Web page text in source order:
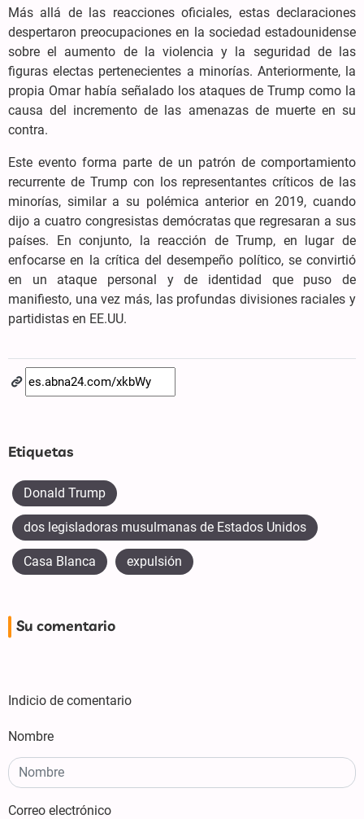
Más allá de las reacciones oficiales, estas declaraciones
despertaron preocupaciones en la sociedad estadounidense
sobre el aumento de la violencia y la seguridad de las
figuras electas pertenecientes a minorías. Anteriormente, la
propia Omar había señalado los ataques de Trump como la
causa del incremento de las amenazas de muerte en su
contra.
Este evento forma parte de un patrón de comportamiento
recurrente de Trump con los representantes críticos de las
minorías, similar a su polémica anterior en 2019, cuando
dijo a cuatro congresistas demócratas que regresaran a sus
países. En conjunto, la reacción de Trump, en lugar de
enfocarse en la crítica del desempeño político, se convirtió
en un ataque personal y de identidad que puso de
manifiesto, una vez más, las profundas divisiones raciales y
partidistas en EE.UU.
Etiquetas
Donald Trump
dos legisladoras musulmanas de Estados Unidos
Casa Blanca expulsión
Su comentario
Indicio de comentario
Nombre
Correo electrónico